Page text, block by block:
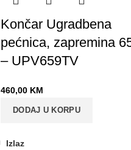
Končar Ugradbena
pećnica, zapremina
– UPV659TV
460,00 KM
DODAJ U KORPU
Izlaz